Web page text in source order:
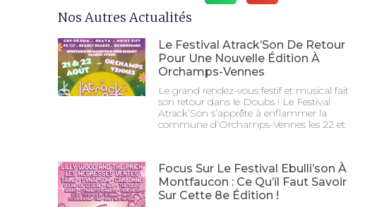
Nos Autres Actualités
Le Festival Atrack’Son De Retour
Pour Une Nouvelle Édition À
Orchamps-Vennes
Le grand rendez-vous festif et musical fait
son retour dans le Doubs ! Le Festival
Atrack’Son s’apprête à enflammer la
commune d’Orchamps-Vennes les 22 et
Focus Sur Le Festival Ebulli’son À
Montfaucon : Ce Qu’il Faut Savoir
Sur Cette 8e Édition !